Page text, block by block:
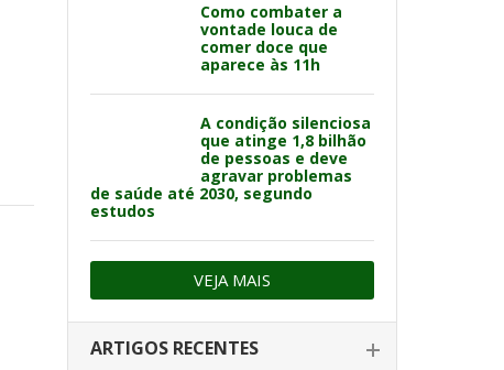
Como combater a
vontade louca de
comer doce que
aparece às 11h
A condição silenciosa
que atinge 1,8 bilhão
de pessoas e deve
agravar problemas
de saúde até 2030, segundo
estudos
VEJA MAIS
ARTIGOS RECENTES